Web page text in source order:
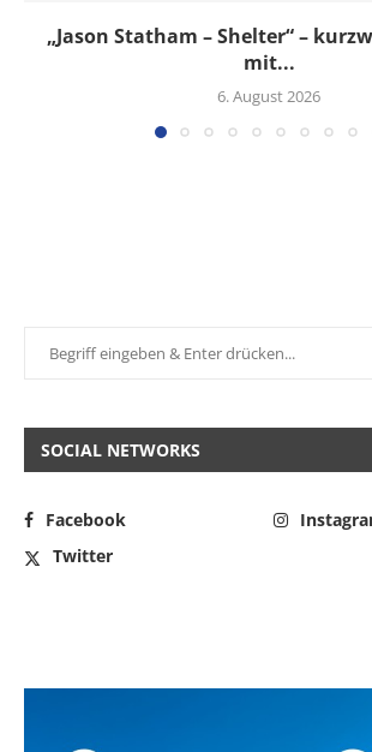
„Jason Statham – Shelter“ –
mit...
6. August 2026
SOCIAL NETWORKS
Facebook
Twitter